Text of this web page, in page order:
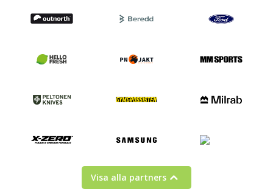
Visa alla partners